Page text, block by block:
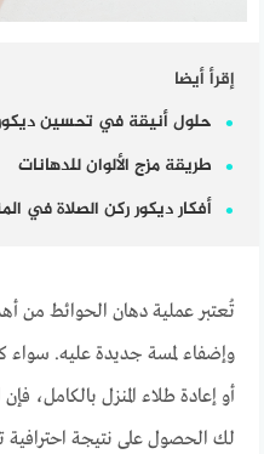
إقرأ أيضا
حلول أنيقة في تحسين
طريقة مزج الألوان للدهانات
أفكار ديكور ركن الصلاة في
تُعتبر عملية دهان الحوائط من
وإضفاء لمسة جديدة عليه. سواء
أو إعادة طلاء المنزل بالكامل،
لك الحصول على نتيجة احترافية